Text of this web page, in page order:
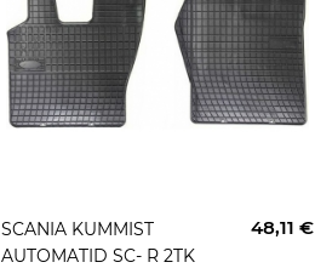
SCANIA KUMMIST
AUTOMATID SC- R 2TK
48,11 €